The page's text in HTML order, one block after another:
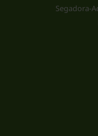
Segadora-